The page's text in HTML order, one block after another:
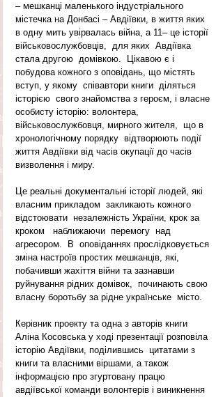
– мешканці маленького індустріального
містечка на Донбасі – Авдіївки, в життя яких
в одну мить увірвалась війна, а 11– це історії
військовослужбовців,  для яких  Авдіївка
стала другою  домівкою.  Цікавою є і
побудова кожного з оповідань, що містять
вступ, у якому  співавтори книги  діляться
історією  свого знайомства з героєм, і власне
особисту історію: волонтера,
військовослужбовця, мирного жителя,  що в
хронологічному порядку  відтворюють події
життя Авдіївки від часів окупації до часів
визволення і миру.
Це реальні документальні історії людей, які
власним прикладом  закликають кожного
відстоювати  незалежність України, крок за
кроком   наближаючи  перемогу  над
агресором.  В  оповіданнях прослідковується
зміна настроїв простих мешканців, які,
побачивши жахіття війни та зазнавши
руйнування рідних домівок,  починають свою
власну боротьбу за рідне українське  місто.
Керівник проекту та одна з авторів книги
Аліна Косовська у ході презентації розповіла
історію Авдіївки, поділившись  цитатами з
книги та власними віршами, а також
інформацією про згуртовану працю
авдіївської команди волонтерів і виникнення